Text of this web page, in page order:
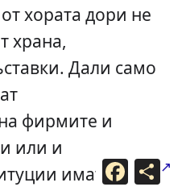
хората дори не
храна,
Дали само
фирмите и
или и
имат този
F
a
С
п